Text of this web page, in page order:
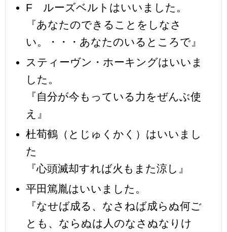
F ルーズベルトはいいました。
『あなたのできることをしなさ
い。・・・あなたのいるところで』
スティーヴン・ホーキングはいいま
した。
『自分が今もっている力をぜんぶ使
え』
杜荀鶴（とじゅくかく）はいいまし
た
『心頭滅却すれば火もまた涼し』
平田篤胤はいいました。
『なせば成る、なさねば成らぬ何ご
とも、ならぬは人のなさぬなりけ